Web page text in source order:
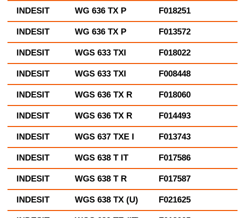
INDESIT WG 636 TX P F018251
INDESIT WG 636 TX P F013572
INDESIT WGS 633 TXI F018022
INDESIT WGS 633 TXI F008448
INDESIT WGS 636 TX R F018060
INDESIT WGS 636 TX R F014493
INDESIT WGS 637 TXE I F013743
INDESIT WGS 638 T IT F017586
INDESIT WGS 638 T R F017587
INDESIT WGS 638 TX (U) F021625